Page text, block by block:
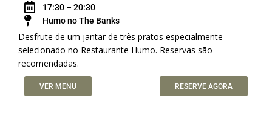
17:30 – 20:30
Humo no The Banks
Desfrute de um jantar de três pratos especialmente
selecionado no Restaurante Humo. Reservas são
recomendadas.
VER MENU RESERVE AGORA